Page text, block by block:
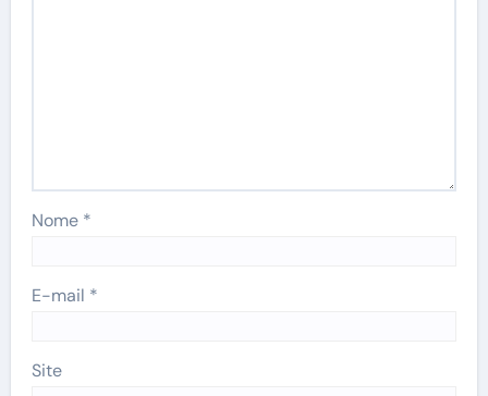
Nome *
E-mail *
Site